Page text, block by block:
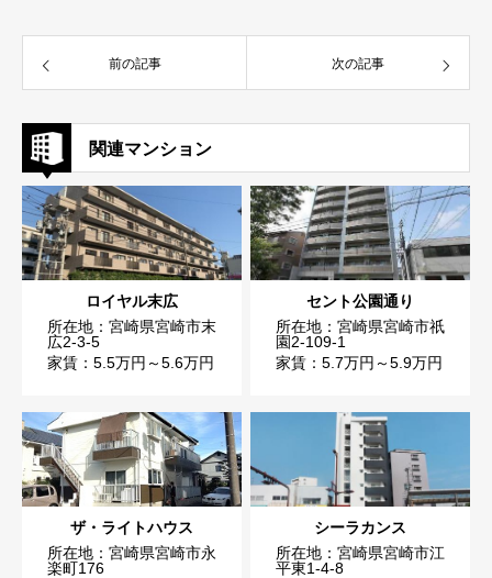
前の記事 次の記事
関連マンション
ロイヤル末広
所在地：宮崎県宮崎市末
広2-3-5
家賃：5.5万円～5.6万円
セント公園通り
所在地：宮崎県宮崎市祇
園2-109-1
家賃：5.7万円～5.9万円
ザ・ライトハウス
所在地：宮崎県宮崎市永
楽町176
シーラカンス
所在地：宮崎県宮崎市江
平東1-4-8